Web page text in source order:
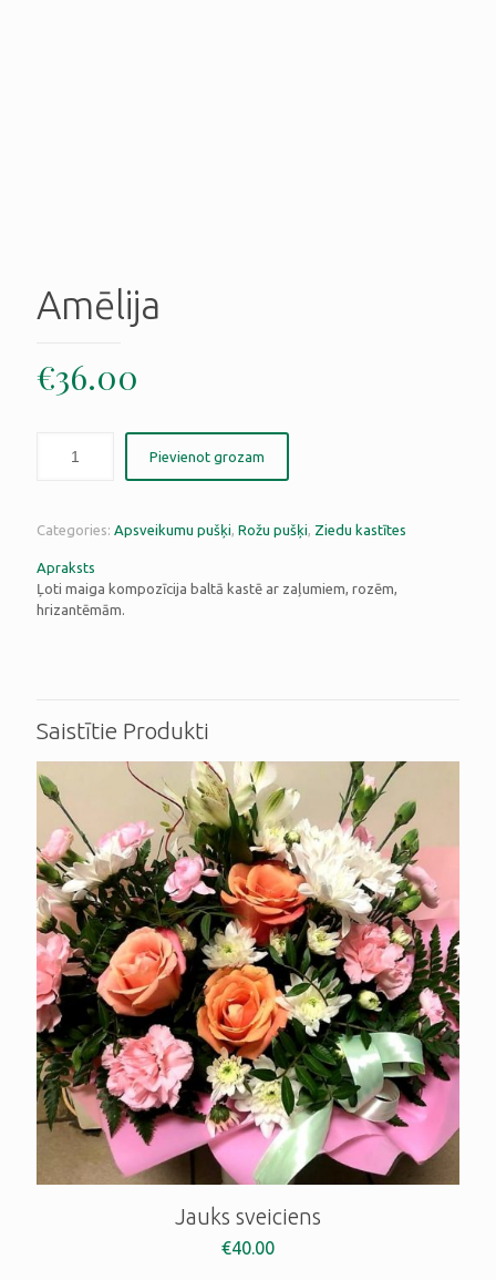
Amēlija
€36.00
Pievienot grozam
Categories: Apsveikumu pušķi Rožu pušķi Ziedu kastītes
Apraksts
Ļoti maiga kompozīcija baltā kastē ar zaļumiem, rozēm,
hrizantēmām.
Saistītie Produkti
Jauks sveiciens
€40.00